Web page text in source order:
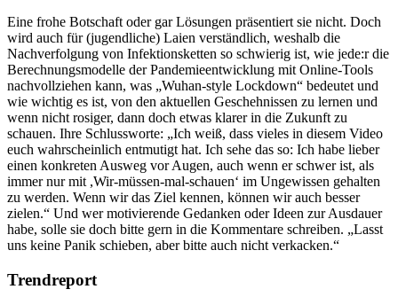
Eine frohe Botschaft oder gar Lösungen präsentiert sie nicht. Doch
wird auch für (jugendliche) Laien verständlich, weshalb die
Nachverfolgung von Infektionsketten so schwierig ist, wie jede:r die
Berechnungsmodelle der Pandemieentwicklung mit Online-Tools
nachvollziehen kann, was „Wuhan-style Lockdown“ bedeutet und
wie wichtig es ist, von den aktuellen Geschehnissen zu lernen und
wenn nicht rosiger, dann doch etwas klarer in die Zukunft zu
schauen. Ihre Schlussworte: „Ich weiß, dass vieles in diesem Video
euch wahrscheinlich entmutigt hat. Ich sehe das so: Ich habe lieber
einen konkreten Ausweg vor Augen, auch wenn er schwer ist, als
immer nur mit ,Wir-müssen-mal-schauen‘ im Ungewissen gehalten
zu werden. Wenn wir das Ziel kennen, können wir auch besser
zielen.“ Und wer motivierende Gedanken oder Ideen zur Ausdauer
habe, solle sie doch bitte gern in die Kommentare schreiben. „Lasst
uns keine Panik schieben, aber bitte auch nicht verkacken.“
Trendreport